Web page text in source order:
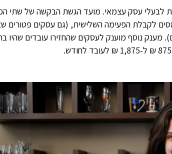
לבעלי עסק עצמאי. מועד הגשת הבקשה של שתי
לקבלת הפעימה השלישית, (גם עסקים פטורים
מענק נוסף מוענק לעסקים שהחזירו עובדים